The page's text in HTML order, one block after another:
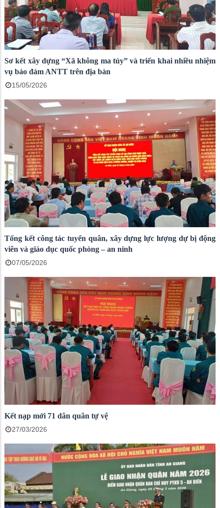
Sơ kết xây dựng “Xã không ma túy” và triển khai nhiều nhiệm
vụ bảo đảm ANTT trên địa bàn
15/05/2026
Tổng kết công tác tuyển quân, xây dựng lực lượng dự bị động
viên và giáo dục quốc phòng – an ninh
07/05/2026
Kết nạp mới 71 dân quân tự vệ
27/03/2026